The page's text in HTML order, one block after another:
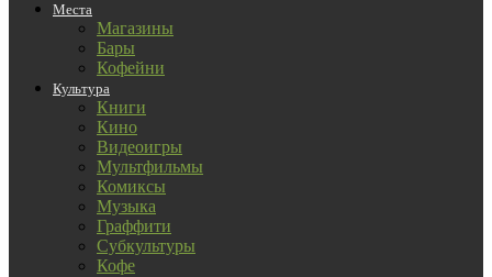
Места
Магазины
Бары
Кофейни
Культура
Книги
Кино
Видеоигры
Мультфильмы
Комиксы
Музыка
Граффити
Субкультуры
Кофе